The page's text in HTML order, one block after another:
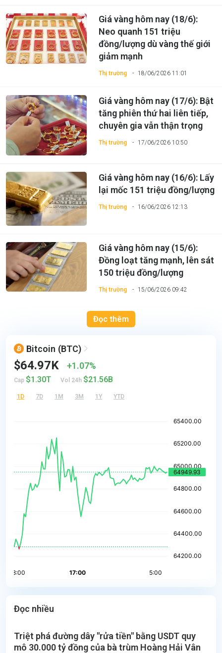
Thị trường 18/06/2026 11:01
Giá vàng hôm nay (18/6):
Neo quanh 151 triệu
đồng/lượng dù vàng thế giới
giảm mạnh
Thị trường 17/06/2026 10:50
Giá vàng hôm nay (17/6): Bật
tăng phiên thứ hai liên tiếp,
chuyên gia vẫn thận trọng
Thị trường 16/06/2026 12:13
Giá vàng hôm nay (16/6): Lấy
lại mốc 151 triệu đồng/lượng
Thị trường 15/06/2026 09:42
Giá vàng hôm nay (15/6):
Đồng loạt tăng mạnh, lên sát
150 triệu đồng/lượng
Đọc thêm
Bitcoin (BTC)
$64.97K 1.07%
Cap $1.30T Vol 24h $21.56B
1D 7D 1M 3M 1Y YTD
Đọc nhiều
Triệt phá đường dây "rửa tiền" bằng USDT quy
mô 30.000 tỷ đồng của bà trùm Hoàng Hải Vân